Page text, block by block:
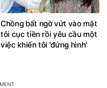
Chồng bất ngờ vứt vào mặt
tôi cục tiền rồi yêu cầu một
việc khiến tôi 'đứng hình'